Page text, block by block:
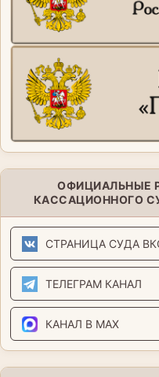
ОФИЦИАЛЬНЫЕ
КАССАЦИОННОГО
СТРАНИЦА СУДА
ТЕЛЕГРАМ КАНАЛ
КАНАЛ В MAX